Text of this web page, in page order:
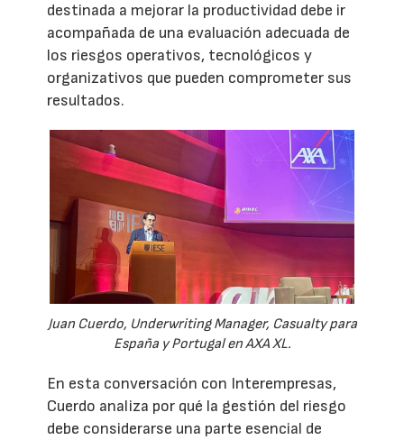
destinada a mejorar la productividad debe ir
acompañada de una evaluación adecuada de
los riesgos operativos, tecnológicos y
organizativos que pueden comprometer sus
resultados.
Juan Cuerdo, Underwriting Manager, Casualty para
España y Portugal en AXA XL.
En esta conversación con Interempresas,
Cuerdo analiza por qué la gestión del riesgo
debe considerarse una parte esencial de